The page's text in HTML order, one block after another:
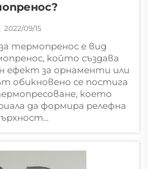
2022/09/15
термопренос е вид
който създава
ефект за орнаменти или
обикновено се постига
което
да формира релефна